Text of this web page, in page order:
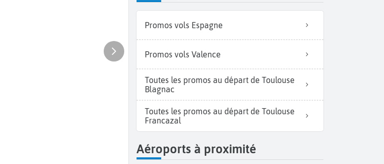
Promos vols Espagne
Promos vols Valence
Toutes les promos au départ de Toulouse
Blagnac
Toutes les promos au départ de Toulouse
Francazal
Aéroports à proximité